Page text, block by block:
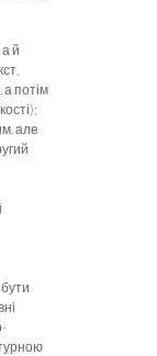
й
а потім
але